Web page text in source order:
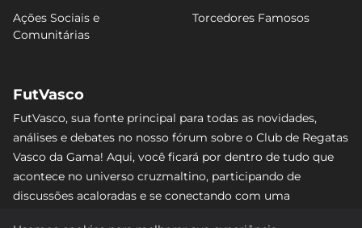
Ações Sociais e
Comunitárias
Torcedores Famosos
FutVasco
FutVasco, sua fonte principal para todas as novidades,
análises e debates no nosso fórum sobre o Club de Regatas
Vasco da Gama! Aqui, você ficará por dentro de tudo que
acontece no universo cruzmaltino, participando de
discussões acaloradas e se conectando com uma